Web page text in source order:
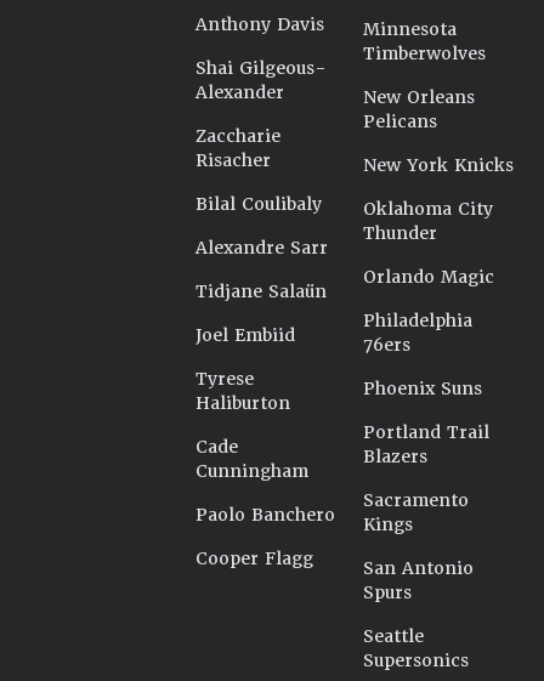
Anthony Davis
Shai Gilgeous-
Alexander
Zaccharie
Risacher
Bilal Coulibaly
Alexandre Sarr
Tidjane Salaün
Joel Embiid
Tyrese
Haliburton
Cade
Cunningham
Paolo Banchero
Cooper Flagg
Minnesota
Timberwolves
New Orleans
Pelicans
New York Knicks
Oklahoma City
Thunder
Orlando Magic
Philadelphia
76ers
Phoenix Suns
Portland Trail
Blazers
Sacramento
Kings
San Antonio
Spurs
Seattle
Supersonics